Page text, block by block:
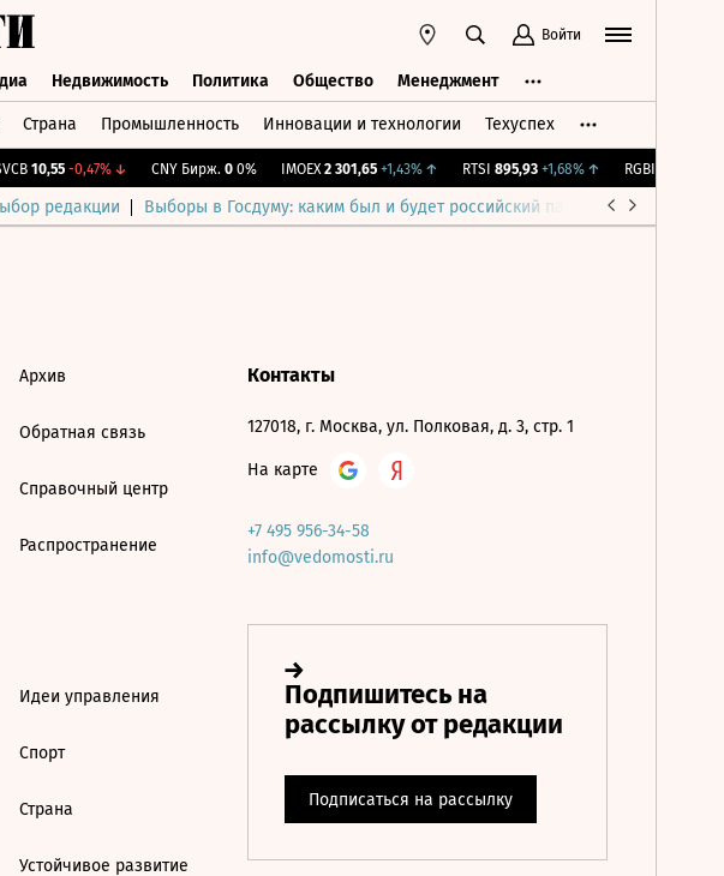
Войти
Недвижимость Политика Общество Менеджмент
Страна Промышленность Инновации и технологии Техуспех
10,55 -0,47%↓ CNY Бирж. 0 0% IMOEX 2 301,65 +1,43%↑ RTSI 895,93 +1,68%↑ RGBI 115,36
редакции Выборы в Госдуму: каким был и будет российский парламент
Архив
Обратная связь
Справочный центр
Распространение
Идеи управления
Спорт
Страна
Устойчивое развитие
Контакты
127018, г. Москва, ул. Полковая, д. 3, стр. 1
На карте
+7 495 956-34-58
info@vedomosti.ru